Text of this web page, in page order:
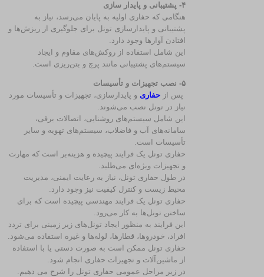
۴- پشتیبانی و پایدار سازی
هنگامی که حفاری اولیه به پایان می‌رسد، نیاز به
پشتیبانی و پایدارسازی تونل برای جلوگیری از ریزش‌ها و
افتادن آوارها وجود دارد.
این شامل استفاده از روکش‌های مقاوم و ایجاد
سیستم‌های پشتیبانی مانند پرچ و بتن‌ریزی است.
۵- نصب تجهیزات و تأسیسات
پس ازحفاری و پایدارسازی، تجهیزات و تأسیسات مورد
نیاز در تونل نصب می‌شوند.
این شامل سیستم‌های روشنایی، اتصالات برقی،
سامانه‌های آب و فاضلاب، سیستم‌های تهویه و سایر
تأسیسات است.
حفاری تونل یک فرایند پیچیده و هزینه‌بر است که مهارت
و تجهیزات ویژه‌ای می‌طلبد.
در طول حفاری تونل، نیاز به رعایت ایمنی، مدیریت
محیط زیست و کنترل کیفیت نیز وجود دارد.
حفاری تونل یک فرایند مهندسی پیچیده است که برای
ساختن تونل‌ها به کار می‌رود.
این فرایند به منظور ایجاد تونل‌های زیر زمینی برای تردد
افراد، خودروها، قطارها، لوله‌ها و غیره استفاده می‌شود.
حفاری تونل ممکن است به صورت دستی یا با استفاده
از ماشین‌آلات و تجهیزات حفاری انجام شود.
در زیر مراحل عمومی حفاری تونل را شرح می‌ دهیم.